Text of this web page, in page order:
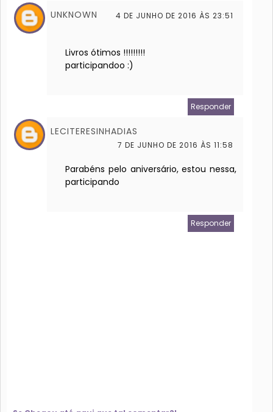
UNKNOWN 4 DE JUNHO DE 2016 ÀS 23:51
Livros ótimos !!!!!!!!!
participandoo :)
Responder
LECITERESINHADIAS
7 DE JUNHO DE 2016 ÀS 11:58
Parabéns pelo aniversário, estou nessa,
participando
Responder